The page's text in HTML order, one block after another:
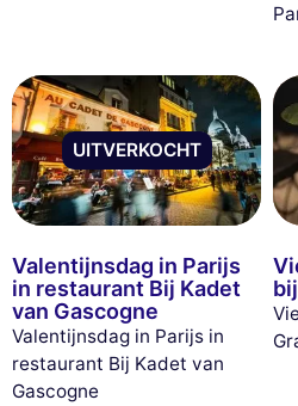
UITVERKOCHT
Valentijnsdag in Parijs
in restaurant Bij Kadet
van Gascogne
Valentijnsdag in Parijs in
restaurant Bij Kadet van
Gascogne